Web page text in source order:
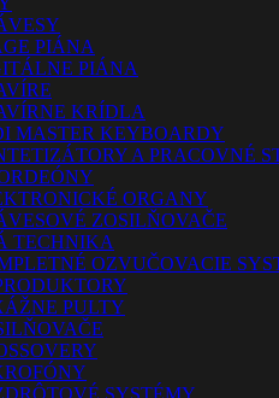
PIÁNA
PIÁNA
KRÍDLA
MASTER KEYBOARDY
A PRACOVNÉ
ORGANY
ZOSILŇOVAČE
TECHNIKA
OZVUČOVACIE
PULTY
SYSTÉMY